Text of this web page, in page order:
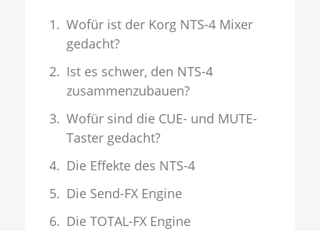
Wofür ist der Korg NTS-4 Mixer
gedacht?
Ist es schwer, den NTS-4
zusammenzubauen?
Wofür sind die CUE- und MUTE-
Taster gedacht?
Die Effekte des NTS-4
Die Send-FX Engine
Die TOTAL-FX Engine